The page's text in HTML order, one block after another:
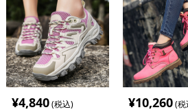
¥4,840(税込)
¥10,260(税